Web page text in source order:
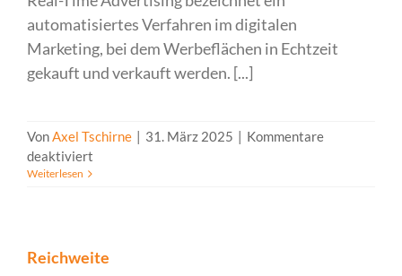
automatisiertes Verfahren im digitalen
Marketing, bei dem Werbeflächen in Echtzeit
gekauft und verkauft werden. [...]
VonAxel Tschirne | 31. März 2025 | Kommentare
deaktiviert
Weiterlesen
Reichweite